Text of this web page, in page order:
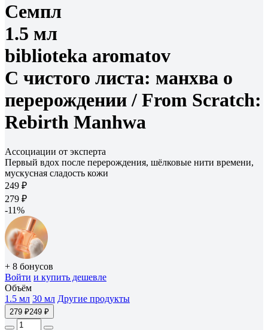
Семпл
1.5 мл
biblioteka aromatov
С чистого листа: манхва о
перерождении / From Scratch:
Rebirth Manhwa
Ассоциации от эксперта
Первый вдох после перерождения, шёлковые нити времени,
мускусная сладость кожи
249 ₽
279 ₽
-11%
+ 8 бонусов
Войти и купить дешевле
Объём
1.5 мл 30 мл Другие продукты
279 ₽249 ₽